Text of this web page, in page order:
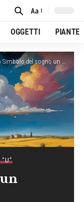
Font
Resizer
Aa
OGGETTI PIANTE
Simbolo del sogno un Ubriaco
“U”